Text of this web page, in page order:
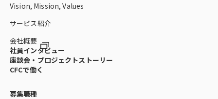
Vision, Mission, Values
サービス紹介
会社概要
社員インタビュー
座談会・プロジェクトストーリー
CFCで働く
募集職種